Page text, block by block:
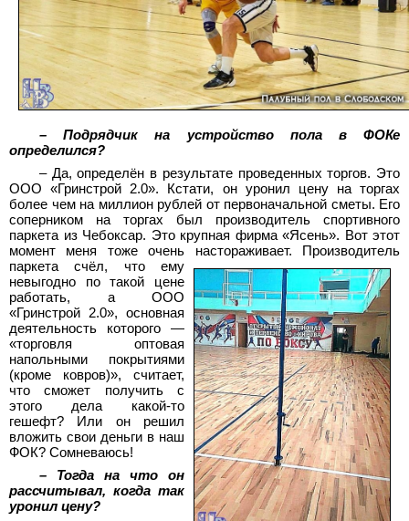
– Подрядчик на устройство пола в ФОКе
определился?
– Да, определён в результате проведенных торгов. Это
ООО «Гринстрой 2.0». Кстати, он уронил цену на торгах
более чем на миллион рублей от первоначальной сметы. Его
соперником на торгах был производитель спортивного
паркета из Чебоксар. Это крупная фирма «Ясень». Вот этот
момент меня тоже очень настораживает.
Производитель
паркета счёл, что ему
невыгодно по такой цене
работать, а ООО
«Гринстрой 2.0», основная
деятельность которого —
«торговля оптовая
напольными покрытиями
(кроме ковров)», считает,
что сможет получить с
этого дела какой-то
гешефт? Или он решил
вложить свои деньги в наш
ФОК? Сомневаюсь!
– Тогда на что он
рассчитывал, когда так
уронил цену?